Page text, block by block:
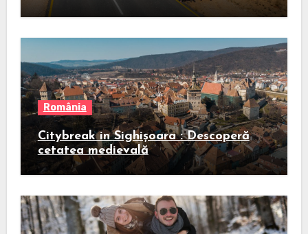
România
Citybreak in Sighișoara : Descoperă
cetatea medievală